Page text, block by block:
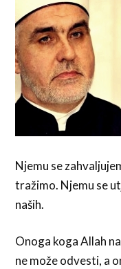
Njemu se
tražimo. Njemu se
naših.
Onoga koga Allah
ne može odvesti, a